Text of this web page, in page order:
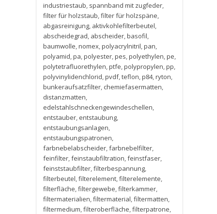
industriestaub, spannband mit zugfeder,
filter für holzstaub,filter für holzspäne,
abgasreinigung, aktivkohlefilterbeutel,
abscheidegrad, abscheider,basofil,
baumwolle,nomex,polyacrylnitril,pan,
polyamid,pa,polyester,pes,polyethylen,pe,
polytetrafluorethylen,ptfe,polypropylen,pp,
polyvinylidenchlorid,pvdf,teflon,p84,ryton,
bunkeraufsatzfilter, chemiefasermatten,
distanzmatten,
edelstahlschneckengewindeschellen,
entstauber, entstaubung,
entstaubungsanlagen,
entstaubungspatronen,
farbnebelabscheider,farbnebelfilter,
feinfilter,feinstaubfiltration,feinstfaser,
feinststaubfilter,filterbespannung,
filterbeutel,filterelement,filterelemente,
filterfläche,filtergewebe,filterkammer,
filtermaterialien,filtermaterial,filtermatten,
filtermedium,filteroberfläche,filterpatrone,